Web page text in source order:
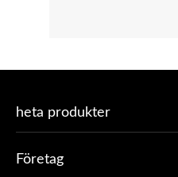
heta produkter
Företag